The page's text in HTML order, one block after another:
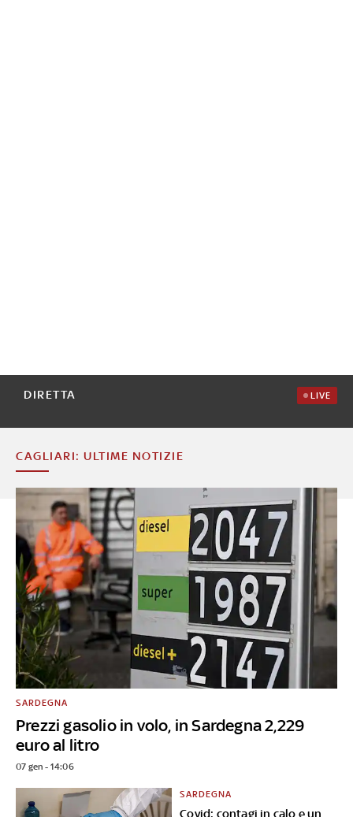
DIRETTA LIVE
CAGLIARI: ULTIME NOTIZIE
Prezzi gasolio in volo, in Sardegna 2,229
euro al litro
SARDEGNA
07 gen - 14:06
Covid: contagi in calo e un
SARDEGNA